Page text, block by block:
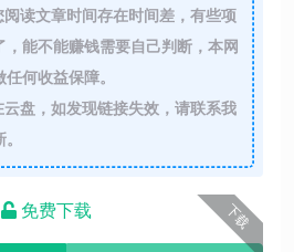
读文章时间存在时间差，有些项
，能不能赚钱需要自己判断，本网
何收益保障。
盘，如发现链接失效，请联系我
下载
免费下载